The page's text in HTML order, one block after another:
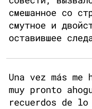
смешанное со
смутное и
оставившее
Una vez más
muy pronto
recuerdos de lo